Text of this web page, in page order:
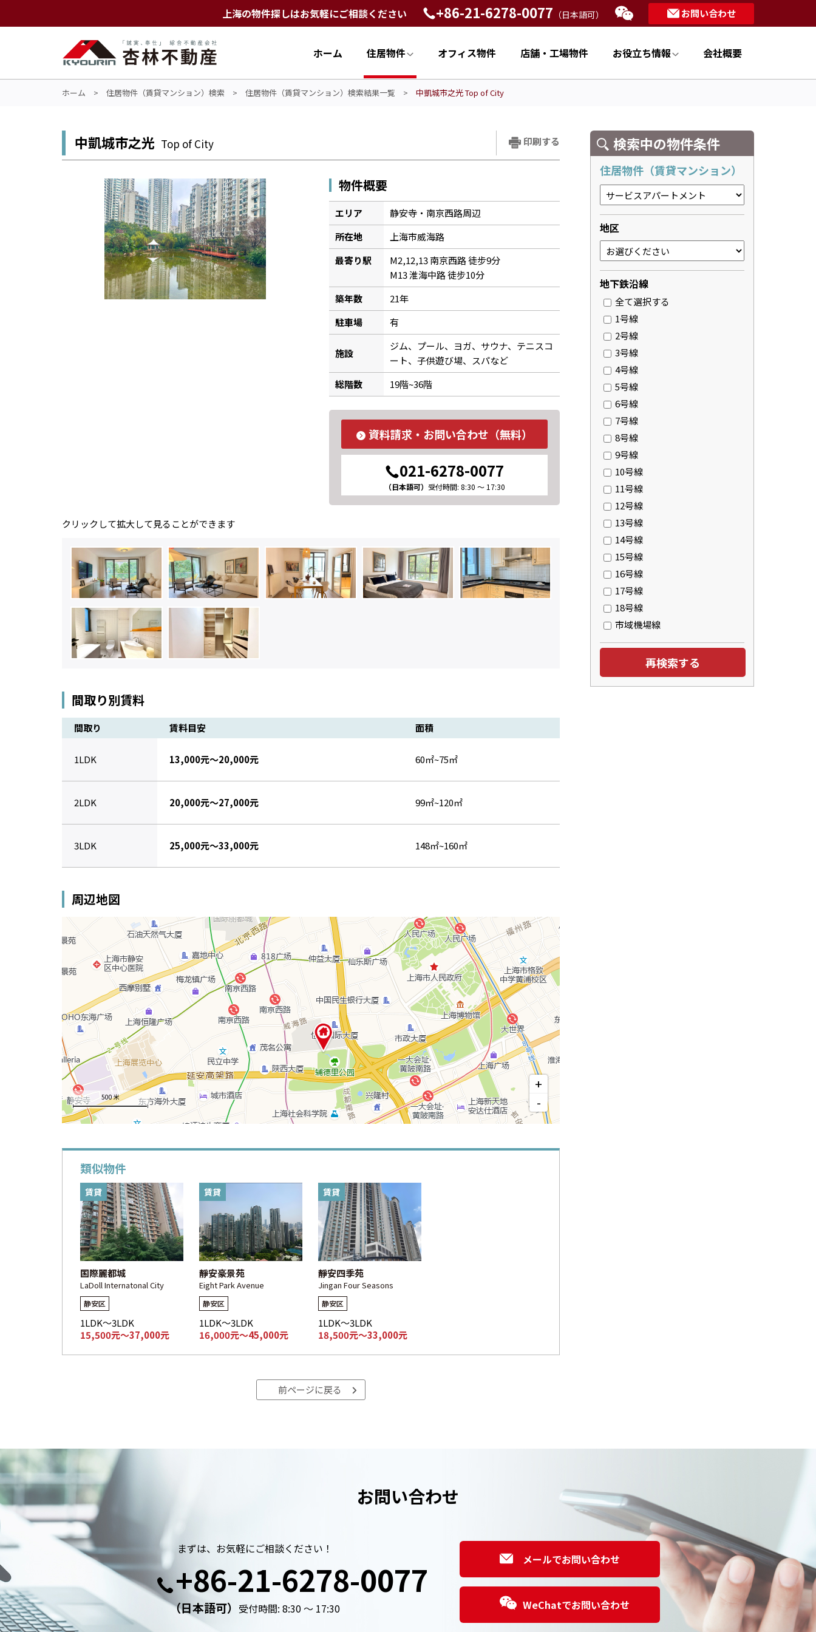
上海の物件探しはお気軽にご相談ください +86-21-6278-0077 （日本語可） お問い合わせ
ホーム 住居物件 オフィス物件 店舗・工場物件 お役立ち情報 会社概要
ホーム > 住居物件（賃貸マンション）検索 > 住居物件（賃貸マンション）検索結果一覧 > 中凱城市之光 Top of City​
中凱城市之光 Top of City​ 印刷する
物件概要
エリア
静安寺・南京西路周辺
所在地
上海市威海路
最寄り駅
M2,12,13 南京西路 徒步9分
M13 淮海中路 徒步10分
築年数
21年
駐車場
有
施設
ジム、プール、ヨガ、サウナ、テニスコ
ート、子供遊び場、スパなど
総階数
19階~36階
資料請求・お問い合わせ（無料）
021-6278-0077
（日本語可） 受付時間: 8:30 ～ 17:30
クリックして拡大して見ることができます
間取り別賃料
間取り 賃料目安 面積
1LDK 13,000元～20,000元 60㎡~75㎡
2LDK 20,000元～27,000元 99㎡~120㎡
3LDK 25,000元～33,000元 148㎡~160㎡
周辺地図
500 米
+
-
類似物件
賃貸
国際麗都城
LaDoll Internatonal City
静安区
1LDK～3LDK
15,500元～37,000元
賃貸
靜安豪景苑
Eight Park Avenue
静安区
1LDK～3LDK
16,000元～45,000元
賃貸
靜安四季苑
Jingan Four Seasons
静安区
1LDK～3LDK
18,500元～33,000元
前ページに戻る
検索中の物件条件
住居物件（賃貸マンション）
地区
地下鉄沿線
全て選択する
1号線
2号線
3号線
4号線
5号線
6号線
7号線
8号線
9号線
10号線
11号線
12号線
13号線
14号線
15号線
16号線
17号線
18号線
市域機場線
お問い合わせ
まずは、お気軽にご相談ください！
+86-21-6278-0077
（日本語可） 受付時間: 8:30 ～ 17:30
メールでお問い合わせ
WeChatでお問い合わせ